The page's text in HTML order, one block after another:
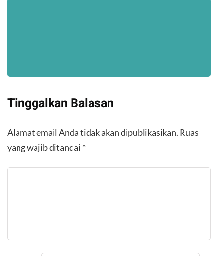
Tinggalkan Balasan
Alamat email Anda tidak akan dipublikasikan. Ruas
yang wajib ditandai *